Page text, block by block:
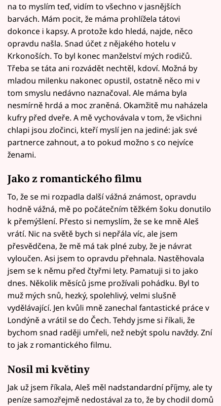
na to myslím teď, vidím to všechno v jasnějších
barvách. Mám pocit, že máma prohlížela tátovi
dokonce i kapsy. A protože kdo hledá, najde, něco
opravdu našla. Snad účet z nějakého hotelu v
Krkonoších. To byl konec manželství mých rodičů.
Třeba se táta ani rozvádět nechtěl, kdoví. Možná by
mladou milenku nakonec opustil, ostatně něco mi v
tom smyslu nedávno naznačoval. Ale máma byla
nesmírně hrdá a moc zraněná. Okamžitě mu naházela
kufry před dveře. A mě vychovávala v tom, že všichni
chlapi jsou zločinci, kteří myslí jen na jediné: jak své
partnerce zahnout, a to pokud možno s co nejvíce
ženami.
Jako z romantického filmu
To, že se mi rozpadla další vážná známost, opravdu
hodně vážná, mě po počátečním těžkém šoku donutilo
k přemýšlení. Přesto si nemyslím, že se ke mně Aleš
vrátí. Nic na světě bych si nepřála víc, ale jsem
přesvědčena, že mě má tak plné zuby, že je návrat
vyloučen. Asi jsem to opravdu přehnala. Nastěhovala
jsem se k němu před čtyřmi lety. Pamatuji si to jako
dnes. Několik měsíců jsme prožívali pohádku. Byl to
muž mých snů, hezký, spolehlivý, velmi slušně
vydělávající. Jen kvůli mně zanechal fantastické práce v
Londýně a vrátil se do Čech. Tehdy jsme si říkali, že
bychom snad raději umřeli, než nebýt spolu navždy. Zní
to jak z romantického filmu.
Nosil mi květiny
Jak už jsem říkala, Aleš měl nadstandardní příjmy, ale ty
peníze samozřejmě nedostával za to, že by chodil domů